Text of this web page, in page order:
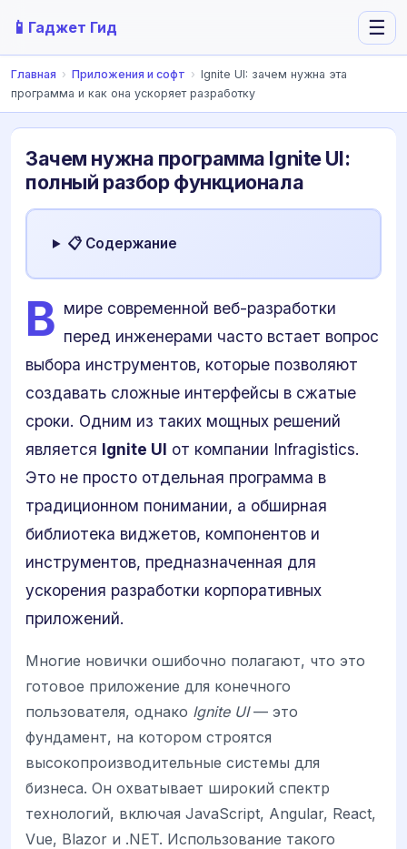
📱 Гаджет Гид ☰
Главная › Приложения и софт › Ignite UI: зачем нужна эта
программа и как она ускоряет разработку
Зачем нужна программа Ignite UI:
полный разбор функционала
📋 Содержание
В мире современной веб-разработки
перед инженерами часто встает вопрос
выбора инструментов, которые позволяют
создавать сложные интерфейсы в сжатые
сроки. Одним из таких мощных решений
является Ignite UI от компании Infragistics.
Это не просто отдельная программа в
традиционном понимании, а обширная
библиотека виджетов, компонентов и
инструментов, предназначенная для
ускорения разработки корпоративных
приложений.
Многие новички ошибочно полагают, что это
готовое приложение для конечного
пользователя, однако Ignite UI— это
фундамент, на котором строятся
высокопроизводительные системы для
бизнеса. Он охватывает широкий спектр
технологий, включая JavaScript, Angular, React,
Vue, Blazor и .NET. Использование такого